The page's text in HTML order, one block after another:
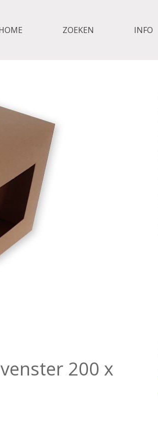
ZOEKEN INFO
200 x